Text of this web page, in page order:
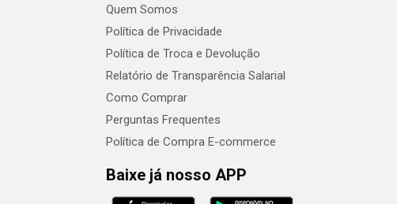
Quem Somos
Política de Privacidade
Política de Troca e Devolução
Relatório de Transparência Salarial
Como Comprar
Perguntas Frequentes
Política de Compra E-commerce
Baixe já nosso APP